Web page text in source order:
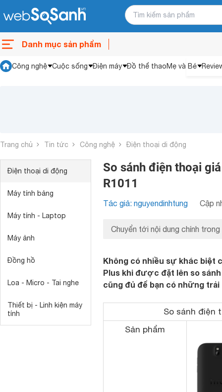
Danh mục sản phẩm
Công nghệ Cuộc sống Điện máy Đồ thể thaoMẹ và Bé
Trang chủ Tin tức Công nghệ Điện thoại di động
Điện thoại di động
Máy tính bảng
Máy tính - Laptop
Máy ảnh
Đồng hồ
Loa - Micro - Tai nghe
Thiết bị - Linh kiện máy
tính
So sánh điện thoại
R1011
Tác giả: nguyendinhtung Cập
Chuyển tới nội dung chính trong
Không có nhiều sự khác biệt
Plus khi được đặt lên so
cũng đủ để bạn có những
So sánh điện
Sản phẩm